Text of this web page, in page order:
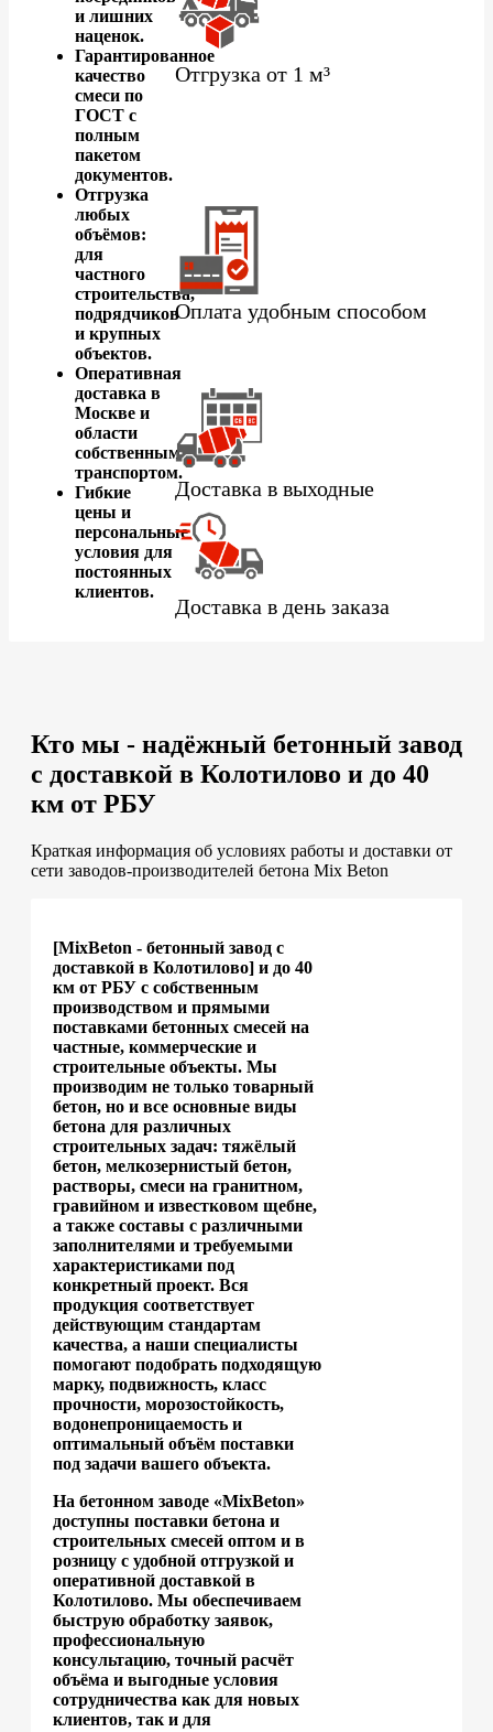
и лишних
наценок.
Гарантированное
качество
смеси по
ГОСТ с
полным
пакетом
документов.
Отгрузка
любых
объёмов:
для
частного
строительства,
подрядчиков
и крупных
объектов.
Оперативная
доставка в
Москве и
области
собственным
транспортом.
Гибкие
цены и
персональные
условия для
постоянных
клиентов.
Отгрузка от 1 м³
Оплата удобным способом
Доставка в выходные
Доставка в день заказа
Кто мы - надёжный бетонный завод
с доставкой в Колотилово и до 40
км от РБУ
Краткая информация об условиях работы и доставки от
сети заводов-производителей бетона Mix Beton
[MixBeton - бетонный завод с
доставкой в Колотилово] и до 40
км от РБУ с собственным
производством и прямыми
поставками бетонных смесей на
частные, коммерческие и
строительные объекты. Мы
производим не только товарный
бетон, но и все основные виды
бетона для различных
строительных задач: тяжёлый
бетон, мелкозернистый бетон,
растворы, смеси на гранитном,
гравийном и известковом щебне,
а также составы с различными
заполнителями и требуемыми
характеристиками под
конкретный проект. Вся
продукция соответствует
действующим стандартам
качества, а наши специалисты
помогают подобрать подходящую
марку, подвижность, класс
прочности, морозостойкость,
водонепроницаемость и
оптимальный объём поставки
под задачи вашего объекта.
На бетонном заводе «MixBeton»
доступны поставки бетона и
строительных смесей оптом и в
розницу с удобной отгрузкой и
оперативной доставкой в
Колотилово. Мы обеспечиваем
быструю обработку заявок,
профессиональную
консультацию, точный расчёт
объёма и выгодные условия
сотрудничества как для новых
клиентов, так и для